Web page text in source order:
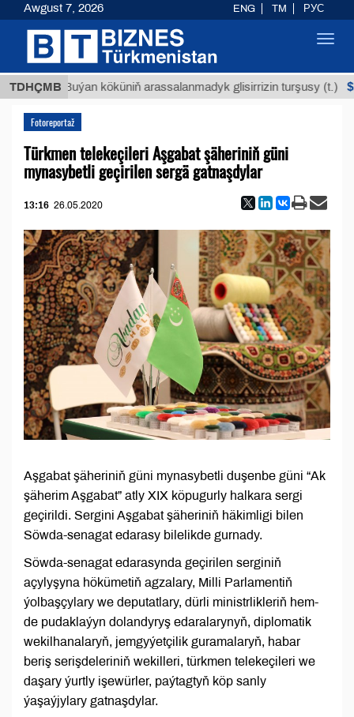
TDHÇMB
Buýan köküniň arassalanmadyk glisirrizin turşusy (t.)
Fotoreportaž
Türkmen telekeçileri Aşgabat şäheriniň güni
mynasybetli geçirilen sergä gatnaşdylar
13:16 26.05.2020
Aşgabat şäheriniň güni mynasybetli duşenbe güni “Ak
şäherim Aşgabat” atly XIX köpugurly halkara sergi
geçirildi. Sergini Aşgabat şäheriniň häkimligi bilen
Söwda-senagat edarasy bilelikde gurnady.
Söwda-senagat edarasynda geçirilen serginiň
açylyşyna hökümetiň agzalary, Milli Parlamentiň
ýolbaşçylary we deputatlary, dürli ministrlikleriň hem-
de pudaklaýyn dolandyryş edaralarynyň, diplomatik
wekilhanalaryň, jemgyýetçilik guramalaryň, habar
beriş serişdeleriniň wekilleri, türkmen telekeçileri we
daşary ýurtly işewürler, paýtagtyň köp sanly
ýaşaýjylary gatnaşdylar.
Awgust 7, 2026 ENG TM РУС